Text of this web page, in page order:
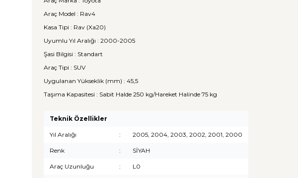
Araç Model : Rav4
Kasa Tipi : Rav (Xa20)
Uyumlu Yıl Aralığı : 2000-2005
Şasi Bilgisi : Standart
Araç Tipi : SUV
Uygulanan Yükseklik (mm) : 45,5
Taşıma Kapasitesi : Sabit Halde 250 kg/Hareket Halinde 75 kg
Teknik Özellikler
Yıl Aralığı : 2005, 2004, 2003, 2002, 2001, 2000
Renk : SİYAH
Araç Uzunluğu : L0